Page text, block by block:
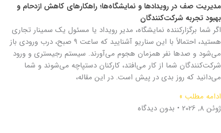
مدیریت صف در رویدادها و نمایشگاه‌ها؛ راهکارهای کاهش ازدحام و
بهبود تجربه شرکت‌کنندگان
اگر شما برگزارکننده نمایشگاه، مدیر رویداد یا مسئول یک سمینار تجاری
هستید، احتمالاً با این سناریو آشنایید که ساعت ۹ صبح، درب ورودی باز
می‌شود و صدها نفر همزمان هجوم می‌آورند. سیستم رجیستری و ورود
شرکت‌کنندگان شما از کار می‌افتد، کارکنان دستپاچه می‌شوند و شما
می‌دانید که روز بدی در پیش است. در این مقاله،
ادامه مطلب »
ژوئن 8, 2026
بدون دیدگاه